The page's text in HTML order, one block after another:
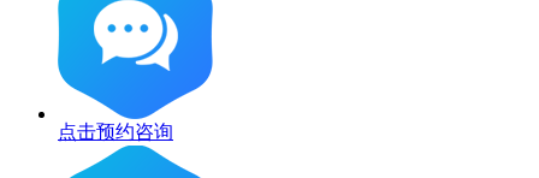
点击预约咨询